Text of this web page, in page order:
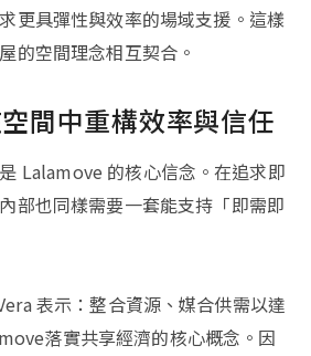
更具彈性與效率的場域支援。這樣
的空間理念相互契合。
間中重構效率與信任
Lalamove 的核心信念。在追求即
部也同樣需要一套能支持「即需即
表示：整合資源、媒合供需以達
落實共享經濟的核心概念。因